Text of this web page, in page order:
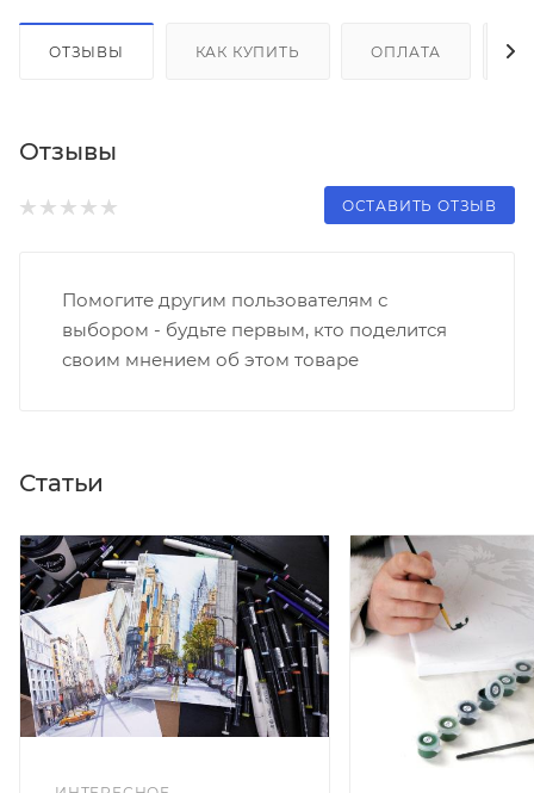
ОТЗЫВЫ КАК КУПИТЬ ОПЛАТА
Отзывы
ОСТАВИТЬ ОТЗЫВ
Помогите другим пользователям с
выбором - будьте первым, кто поделится
своим мнением об этом товаре
Статьи